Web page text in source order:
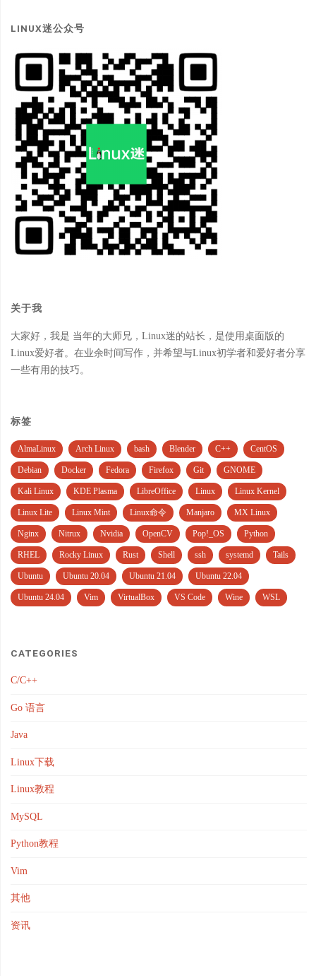
LINUX迷公众号
关于我
大家好，我是 当年的大师兄，Linux迷的站长，是使用桌面版的
Linux爱好者。在业余时间写作，并希望与Linux初学者和爱好者分享
一些有用的技巧。
标签
AlmaLinux Arch Linux bash Blender C++ CentOS
Debian Docker Fedora Firefox Git GNOME
Kali Linux KDE Plasma LibreOffice Linux Linux Kernel
Linux Lite Linux Mint Linux命令 Manjaro MX Linux
Nginx Nitrux Nvidia OpenCV Pop!_OS Python
RHEL Rocky Linux Rust Shell ssh systemd Tails
Ubuntu Ubuntu 20.04 Ubuntu 21.04 Ubuntu 22.04
Ubuntu 24.04 Vim VirtualBox VS Code Wine WSL
CATEGORIES
C/C++
Go 语言
Java
Linux下载
Linux教程
MySQL
Python教程
Vim
其他
资讯